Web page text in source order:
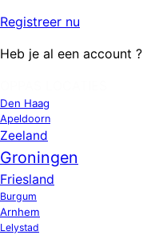
Registreer nu
Heb je al een account ?
Den Haag
Apeldoorn
Zeeland
Groningen
Friesland
Burgum
Arnhem
Lelystad